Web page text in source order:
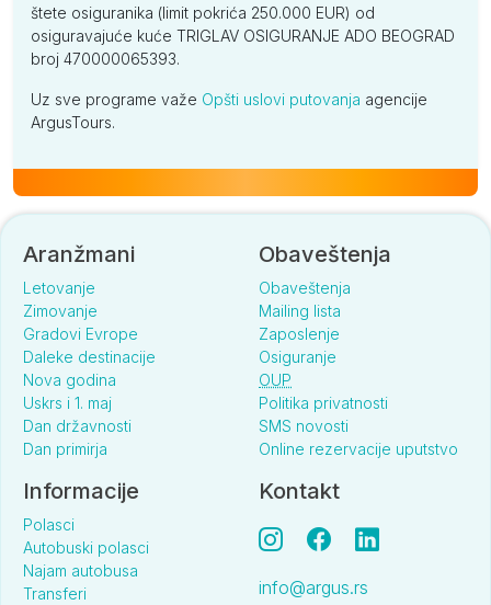
štete osiguranika (limit pokrića 250.000 EUR) od
osiguravajuće kuće TRIGLAV OSIGURANJE ADO BEOGRAD
broj 470000065393.
Uz sve programe važe Opšti uslovi putovanja agencije
ArgusTours.
Aranžmani
Letovanje
Zimovanje
Gradovi Evrope
Daleke destinacije
Nova godina
Uskrs i 1. maj
Dan državnosti
Dan primirja
Obaveštenja
Obaveštenja
Mailing lista
Zaposlenje
Osiguranje
OUP
Politika privatnosti
SMS novosti
Online rezervacije uputstvo
Informacije
Polasci
Autobuski polasci
Najam autobusa
Transferi
Kontakt
info@argus.rs